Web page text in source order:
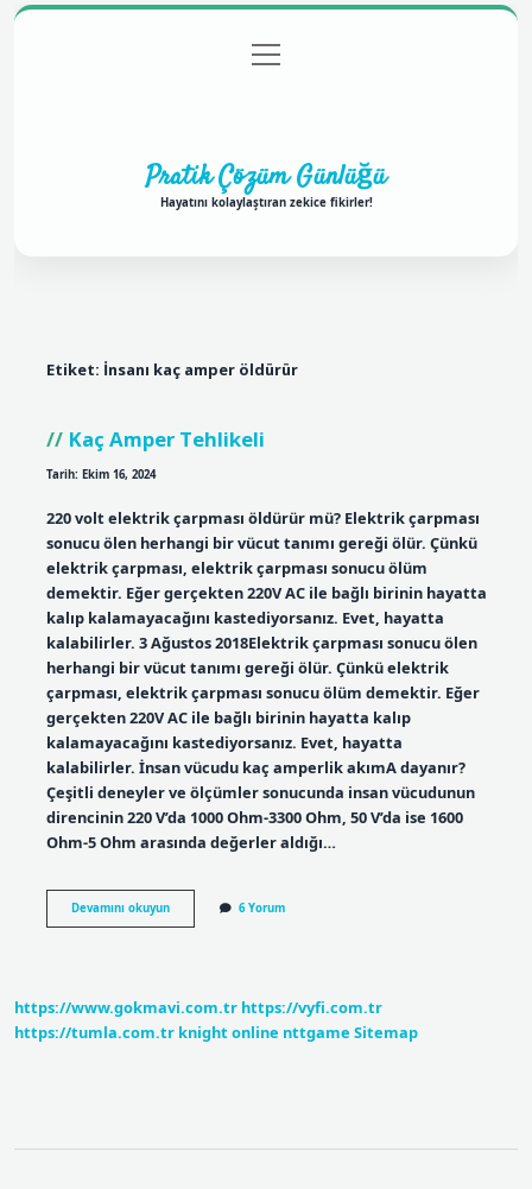
Gizlilik Politikası
menüyü
aç
Pratik Çözüm Günlüğü
Hayatını kolaylaştıran zekice fikirler!
Etiket: İnsanı kaç amper öldürür
Kaç Amper Tehlikeli
Tarih: Ekim 16, 2024
220 volt elektrik çarpması öldürür mü? Elektrik çarpması
sonucu ölen herhangi bir vücut tanımı gereği ölür. Çünkü
elektrik çarpması, elektrik çarpması sonucu ölüm
demektir. Eğer gerçekten 220V AC ile bağlı birinin hayatta
kalıp kalamayacağını kastediyorsanız. Evet, hayatta
kalabilirler. 3 Ağustos 2018Elektrik çarpması sonucu ölen
herhangi bir vücut tanımı gereği ölür. Çünkü elektrik
çarpması, elektrik çarpması sonucu ölüm demektir. Eğer
gerçekten 220V AC ile bağlı birinin hayatta kalıp
kalamayacağını kastediyorsanız. Evet, hayatta
kalabilirler. İnsan vücudu kaç amperlik akımA dayanır?
Çeşitli deneyler ve ölçümler sonucunda insan vücudunun
direncinin 220 V’da 1000 Ohm-3300 Ohm, 50 V’da ise 1600
Ohm-5 Ohm arasında değerler aldığı…
Devamını okuyunKaç
Amper
6 Yorum
https://www.gokmavi.com.tr https://vyfi.com.tr
https://tumla.com.tr knight online nttgame Sitemap